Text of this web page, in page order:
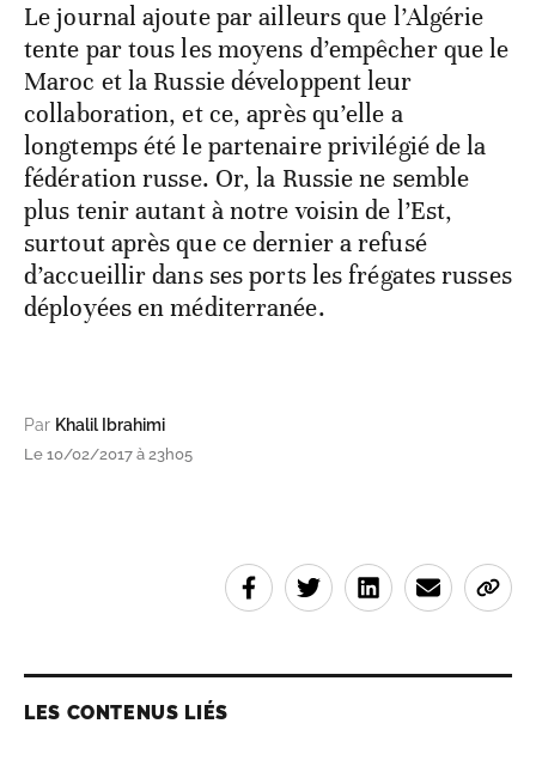
Le journal ajoute par ailleurs que l’Algérie
tente par tous les moyens d’empêcher que le
Maroc et la Russie développent leur
collaboration, et ce, après qu’elle a
longtemps été le partenaire privilégié de la
fédération russe. Or, la Russie ne semble
plus tenir autant à notre voisin de l’Est,
surtout après que ce dernier a refusé
d’accueillir dans ses ports les frégates russes
déployées en méditerranée.
Par Khalil Ibrahimi
Le 10/02/2017 à 23h05
LES CONTENUS LIÉS